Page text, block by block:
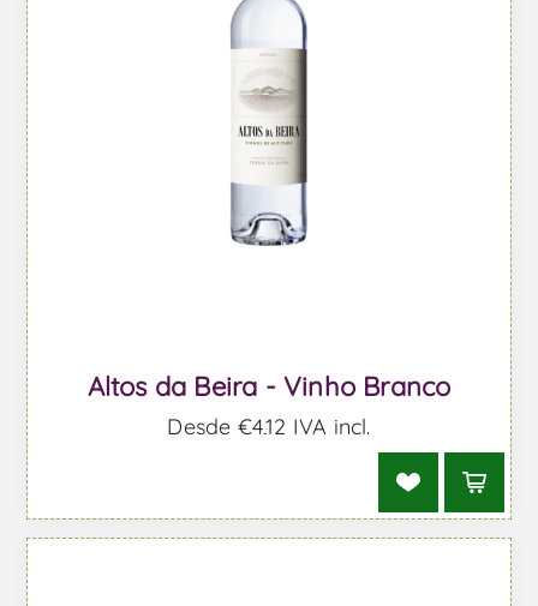
Altos da Beira - Vinho Branco
Desde €4,12 IVA incl.